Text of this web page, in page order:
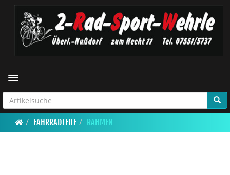
Toggle navigation
FAHRRADTEILE RAHMEN